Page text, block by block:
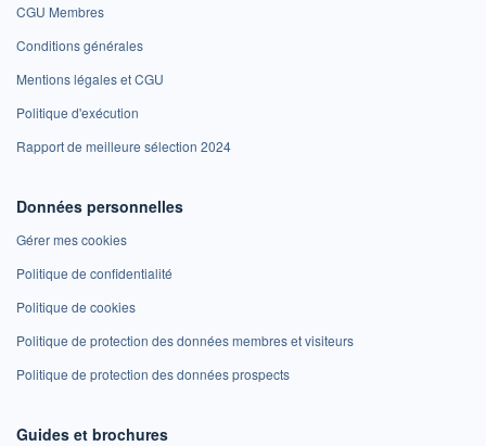
CGU Membres
Conditions générales
Mentions légales et CGU
Politique d'exécution
Rapport de meilleure sélection 2024
Données personnelles
Gérer mes cookies
Politique de confidentialité
Politique de cookies
Politique de protection des données membres et visiteurs
Politique de protection des données prospects
Guides et brochures